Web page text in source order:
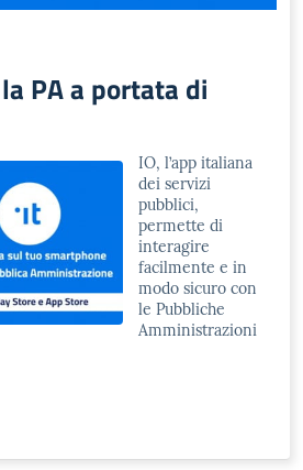
PA a portata di
IO, l’app italiana
dei servizi
pubblici,
permette di
interagire
facilmente e in
modo sicuro con
le Pubbliche
Amministrazioni